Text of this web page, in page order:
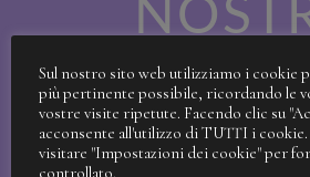
Sul nostro sito web utilizziamo i cookie
più pertinente possibile, ricordando le
vostre visite ripetute. Facendo clic su
acconsente all'utilizzo di TUTTI i
visitare "Impostazioni dei cookie" per
controllato.